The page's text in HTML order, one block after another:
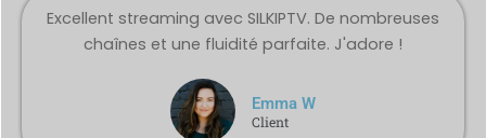
Excellent streaming avec SILKIPTV. De nombreuses
chaînes et une fluidité parfaite. J'adore !
Emma W
Client